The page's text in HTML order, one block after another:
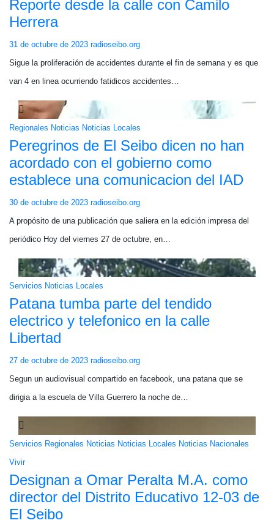
Reporte desde la calle con Camilo
Herrera
31 de octubre de 2023 radioseibo.org
Sigue la proliferación de accidentes durante el fin de semana y es que
van 4 en linea ocurriendo fatidicos accidentes…
Regionales Noticias Noticias Locales
Peregrinos de El Seibo dicen no han
acordado con el gobierno como
establece una comunicacion del IAD
30 de octubre de 2023 radioseibo.org
A propósito de una publicación que saliera en la edición impresa del
periódico Hoy del viernes 27 de octubre, en…
Servicios Noticias Locales
Patana tumba parte del tendido
electrico y telefonico en la calle
Libertad
27 de octubre de 2023 radioseibo.org
Segun un audiovisual compartido en facebook, una patana que se
dirigia a la escuela de Villa Guerrero la noche de…
Servicios Regionales Noticias Noticias Locales Noticias Nacionales
Vivir
Designan a Omar Peralta M.A. como
director del Distrito Educativo 12-03 de
El Seibo